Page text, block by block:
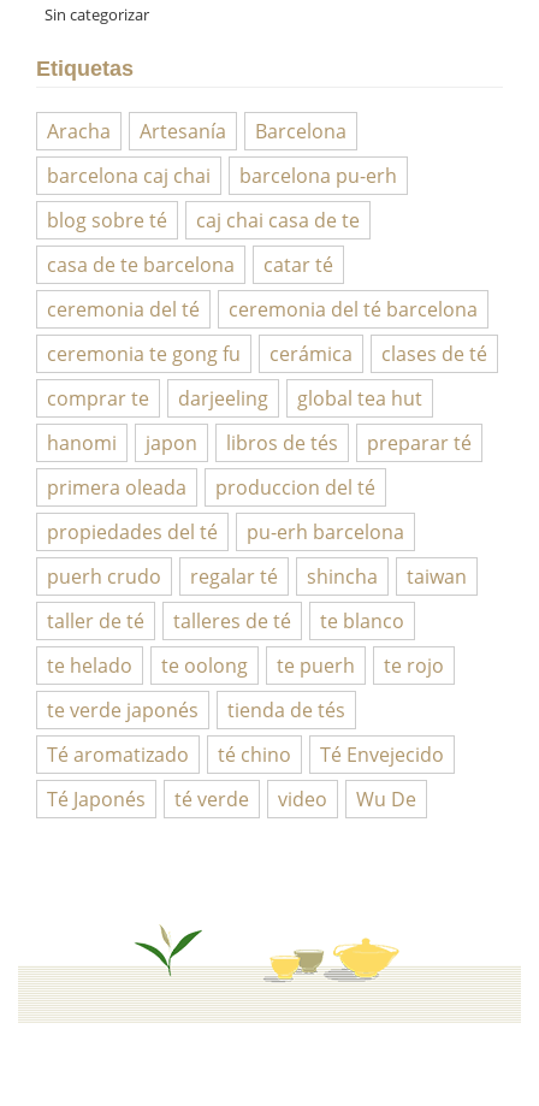
Sin categorizar
Etiquetas
Aracha Artesanía
Barcelona
barcelona caj chai
barcelona pu-erh
blog sobre té
caj chai casa de te
casa de te barcelona
catar té
ceremonia del té
ceremonia del té barcelona
ceremonia te gong fu
cerámica
clases de té
comprar te
darjeeling
global tea hut
hanomi
japon libros de tés
preparar té
primera oleada
produccion del té
propiedades del té
pu-erh barcelona
puerh crudo
regalar té shincha
taiwan
taller de té
talleres de té
te blanco
te helado
te oolong te puerh
te rojo
te verde japonés
tienda de tés
Té aromatizado
té chino
Té Envejecido
Té Japonés
té verde video Wu De